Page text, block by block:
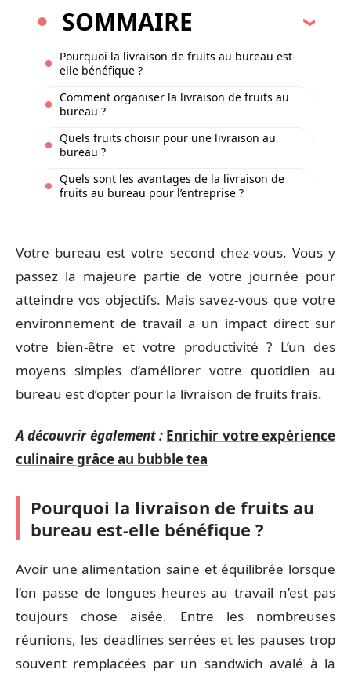
SOMMAIRE
Pourquoi la livraison de fruits au bureau est-
elle bénéfique ?
Comment organiser la livraison de fruits au
bureau ?
Quels fruits choisir pour une livraison au
bureau ?
Quels sont les avantages de la livraison de
fruits au bureau pour l’entreprise ?
Votre bureau est votre second chez-vous. Vous y
passez la majeure partie de votre journée pour
atteindre vos objectifs. Mais savez-vous que votre
environnement de travail a un impact direct sur
votre bien-être et votre productivité ? L’un des
moyens simples d’améliorer votre quotidien au
bureau est d’opter pour la livraison de fruits frais.
A découvrir également : Enrichir votre expérience
culinaire grâce au bubble tea
Pourquoi la livraison de fruits au
bureau est-elle bénéfique ?
Avoir une alimentation saine et équilibrée lorsque
l’on passe de longues heures au travail n’est pas
toujours chose aisée. Entre les nombreuses
réunions, les deadlines serrées et les pauses trop
souvent remplacées par un sandwich avalé à la